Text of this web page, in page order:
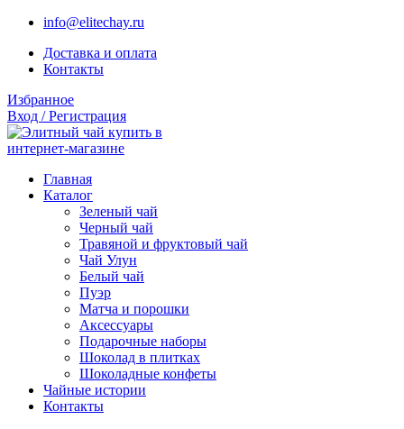
info@elitechay.ru
Доставка и оплата
Контакты
Избранное
Вход / Регистрация
Главная
Каталог
Зеленый чай
Черный чай
Травяной и фруктовый чай
Чай Улун
Белый чай
Пуэр
Матча и порошки
Аксессуары
Подарочные наборы
Шоколад в плитках
Шоколадные конфеты
Чайные истории
Контакты